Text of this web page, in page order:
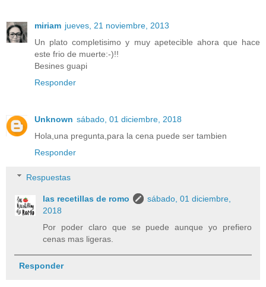
miriam jueves, 21 noviembre, 2013
Un plato completisimo y muy apetecible ahora que hace
este frio de muerte:-)!!
Besines guapi
Responder
Unknown sábado, 01 diciembre, 2018
Hola,una pregunta,para la cena puede ser tambien
Responder
Respuestas
las recetillas de romo
sábado, 01 diciembre,
2018
Por poder claro que se puede aunque yo prefiero
cenas mas ligeras.
Responder